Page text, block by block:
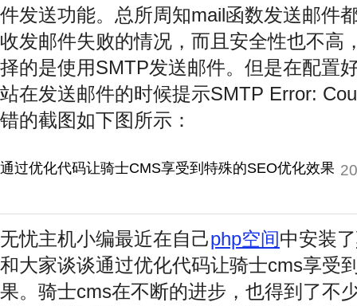
件发送功能。总所周知mail函数发送邮件
收发邮件失败的情况，而且安全性也不高
择的是使用SMTP发送邮件。但是在配置
站在发送邮件的时候提示SMTP Error:
错的截图如下图所示：
通过优化代码让骑士CMS享受到特殊的SEO优化效果
无忧主机小编最近在自己php空间中安装了
和大家谈谈通过优化代码让骑士cms享受
果。骑士cms在不断的进步，也得到了不